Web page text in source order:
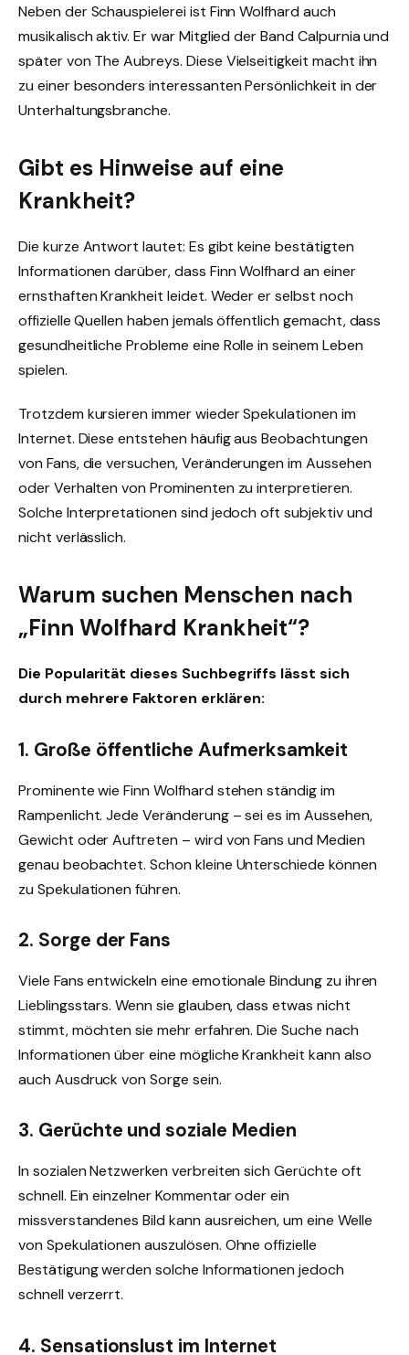
Neben der Schauspielerei ist Finn Wolfhard auch
musikalisch aktiv. Er war Mitglied der Band Calpurnia und
später von The Aubreys. Diese Vielseitigkeit macht ihn
zu einer besonders interessanten Persönlichkeit in der
Unterhaltungsbranche.
Gibt es Hinweise auf eine
Krankheit?
Die kurze Antwort lautet: Es gibt keine bestätigten
Informationen darüber, dass Finn Wolfhard an einer
ernsthaften Krankheit leidet. Weder er selbst noch
offizielle Quellen haben jemals öffentlich gemacht, dass
gesundheitliche Probleme eine Rolle in seinem Leben
spielen.
Trotzdem kursieren immer wieder Spekulationen im
Internet. Diese entstehen häufig aus Beobachtungen
von Fans, die versuchen, Veränderungen im Aussehen
oder Verhalten von Prominenten zu interpretieren.
Solche Interpretationen sind jedoch oft subjektiv und
nicht verlässlich.
Warum suchen Menschen nach
„Finn Wolfhard Krankheit“?
Die Popularität dieses Suchbegriffs lässt sich
durch mehrere Faktoren erklären:
1. Große öffentliche Aufmerksamkeit
Prominente wie Finn Wolfhard stehen ständig im
Rampenlicht. Jede Veränderung – sei es im Aussehen,
Gewicht oder Auftreten – wird von Fans und Medien
genau beobachtet. Schon kleine Unterschiede können
zu Spekulationen führen.
2. Sorge der Fans
Viele Fans entwickeln eine emotionale Bindung zu ihren
Lieblingsstars. Wenn sie glauben, dass etwas nicht
stimmt, möchten sie mehr erfahren. Die Suche nach
Informationen über eine mögliche Krankheit kann also
auch Ausdruck von Sorge sein.
3. Gerüchte und soziale Medien
In sozialen Netzwerken verbreiten sich Gerüchte oft
schnell. Ein einzelner Kommentar oder ein
missverstandenes Bild kann ausreichen, um eine Welle
von Spekulationen auszulösen. Ohne offizielle
Bestätigung werden solche Informationen jedoch
schnell verzerrt.
4. Sensationslust im Internet